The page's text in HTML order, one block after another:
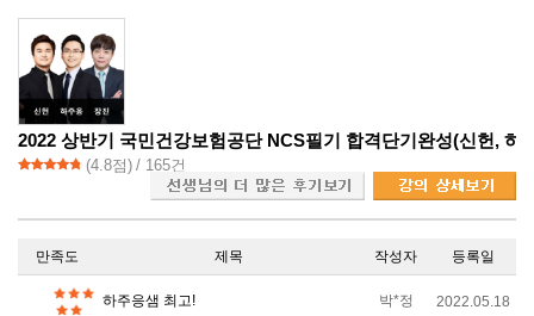
2022 상반기 국민건강보험공단 NCS필기 합격단기완성(신헌, 하
(4.8점) / 165건
만족도 제목 작성자 등록일
하주응샘 최고! 박*정 2022.05.18